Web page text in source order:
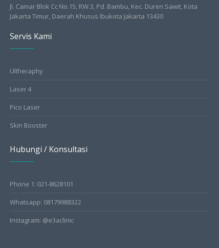
Jl. Camar Blok Cc No.15, RW.3, Pd. Bambu, Kec. Duren Sawit, Kota
Jakarta Timur, Daerah Khusus Ibukota Jakarta 13430
Servis Kami
Ultheraphy
Laser 4
Pico Laser
Skin Booster
Hubungi / Konsultasi
Phone 1: 021-8628101
Whatsapp: 08179988322
Instagram: @e3aclinic